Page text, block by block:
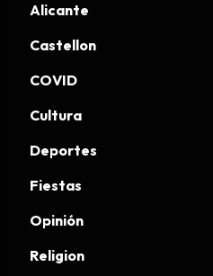
Alicante
Castellon
COVID
Cultura
Deportes
Fiestas
Opinión
Religion